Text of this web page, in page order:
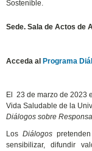
Sostenible.
Sede. Sala de Actos de
Acceda alPrograma
El 23 de marzo de 2023
Vida Saludable de la
Diálogos sobre
Los Diálogos
sensibilizar, difundir